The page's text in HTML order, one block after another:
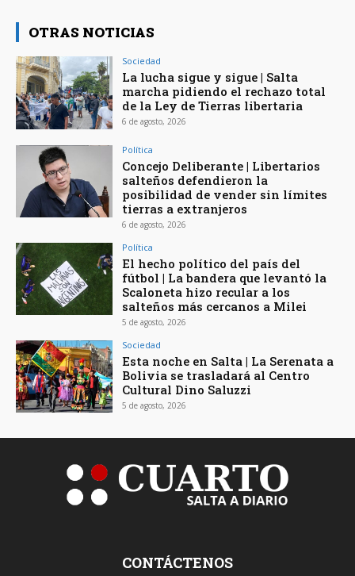
OTRAS NOTICIAS
Sociedad
La lucha sigue y sigue | Salta
marcha pidiendo el rechazo total
de la Ley de Tierras libertaria
6 de agosto, 2026
Política
Concejo Deliberante | Libertarios
salteños defendieron la
posibilidad de vender sin límites
tierras a extranjeros
6 de agosto, 2026
Política
El hecho político del país del
fútbol | La bandera que levantó la
Scaloneta hizo recular a los
salteños más cercanos a Milei
5 de agosto, 2026
Sociedad
Esta noche en Salta | La Serenata a
Bolivia se trasladará al Centro
Cultural Dino Saluzzi
5 de agosto, 2026
CONTÁCTENOS